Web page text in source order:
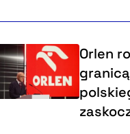
Orlen